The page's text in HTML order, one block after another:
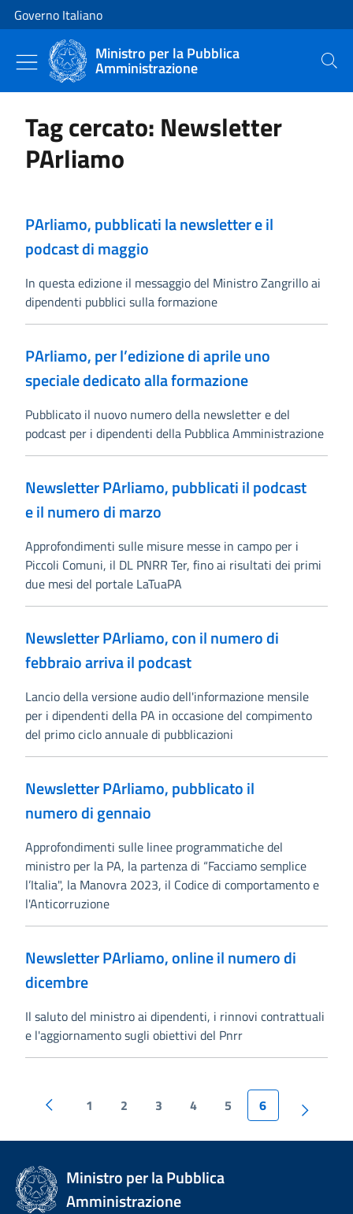
Vai al contenuto
Vai alla navigazione del sito
Governo Italiano
Ministro per la Pubblica
Amministrazione Cerca
Tag cercato: Newsletter
PArliamo
PArliamo, pubblicati la newsletter e il
podcast di maggio
In questa edizione il messaggio del Ministro Zangrillo ai
dipendenti pubblici sulla formazione
PArliamo, per l’edizione di aprile uno
speciale dedicato alla formazione
Pubblicato il nuovo numero della newsletter e del
podcast per i dipendenti della Pubblica Amministrazione
Newsletter PArliamo, pubblicati il podcast
e il numero di marzo
Approfondimenti sulle misure messe in campo per i
Piccoli Comuni, il DL PNRR Ter, fino ai risultati dei primi
due mesi del portale LaTuaPA
Newsletter PArliamo, con il numero di
febbraio arriva il podcast
Lancio della versione audio dell'informazione mensile
per i dipendenti della PA in occasione del compimento
del primo ciclo annuale di pubblicazioni
Newsletter PArliamo, pubblicato il
numero di gennaio
Approfondimenti sulle linee programmatiche del
ministro per la PA, la partenza di “Facciamo semplice
l’Italia", la Manovra 2023, il Codice di comportamento e
l'Anticorruzione
Newsletter PArliamo, online il numero di
dicembre
Il saluto del ministro ai dipendenti, i rinnovi contrattuali
e l'aggiornamento sugli obiettivi del Pnrr
1 2 3 4 5 6
Ministro per la Pubblica
Amministrazione